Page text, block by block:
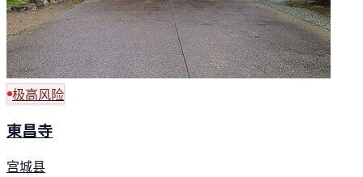
极高风险
東昌寺
宫城县